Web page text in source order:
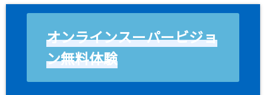
オンラインスーパービジョ
ン無料体験